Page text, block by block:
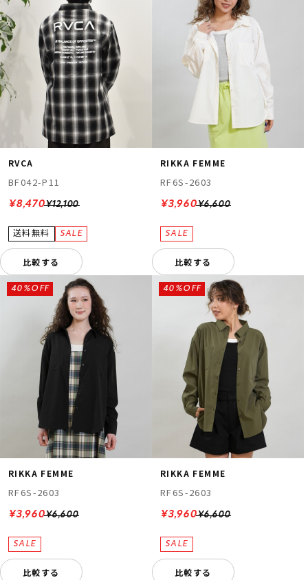
RVCA
BF042-P11
¥12,100
¥8,470
比較する
RIKKA FEMME
RF6S-2603
¥6,600
¥3,960
比較する
RIKKA FEMME
RF6S-2603
¥6,600
40%OFF
¥3,960
比較する
RIKKA FEMME
RF6S-2603
¥6,600
40%OFF
¥3,960
比較する